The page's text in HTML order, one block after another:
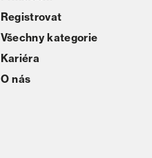
Registrovat
Všechny kategorie
Kariéra
O nás